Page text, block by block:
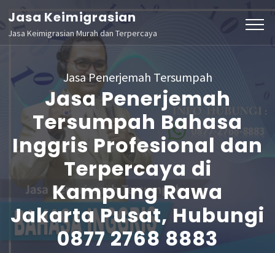
Lompat
ke
konten
(Tekan
Enter)
Jasa Keimigrasian
Jasa Keimigrasian Murah dan Terpercaya
Jasa Penerjemah Tersumpah
Jasa Penerjemah
Tersumpah Bahasa
Inggris Profesional dan
Terpercaya di
Kampung Rawa
Jakarta Pusat, Hubungi
0877 2768 8883